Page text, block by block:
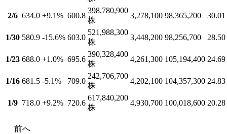
2/6 634.0 +9.1% 600.8
398,780,900
株
3,278,100 98,365,200 30.01
1/30 580.9 -15.6% 603.0
521,988,300
株
3,448,200 98,256,700 28.50
1/23 688.0 +1.0% 695.6
390,328,400
株
4,261,300 105,194,400 24.69
1/16 681.5 -5.1% 709.0
242,706,700
株
4,202,100 104,357,300 24.83
1/9 718.0 +9.2% 720.6
617,840,200
株
4,930,700 100,018,600 20.28
前へ